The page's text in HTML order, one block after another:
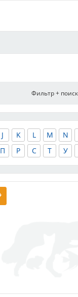
J K L M N
П Р С Т У